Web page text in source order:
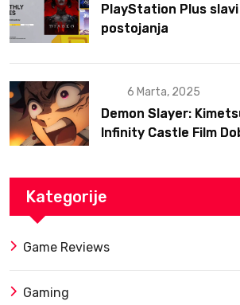
PlayStation Plus slavi
postojanja
6 Marta, 2025
Demon Slayer:
Infinity Castle Film
Kategorije
Game Reviews
Gaming